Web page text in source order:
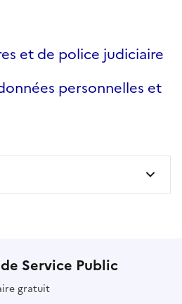
et de police judiciaire
personnelles et
Service Public
gratuit